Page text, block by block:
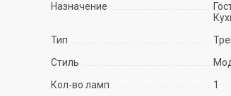
Назначение
Тип
Стиль
Кол-во ламп
1